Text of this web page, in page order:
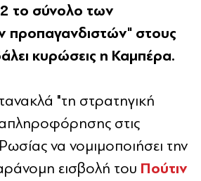
το σύνολο των
προπαγανδιστών" στους
κυρώσεις η Καμπέρα.
"τη στρατηγική
στις
να νομιμοποιήσει την
εισβολή του Πούτιν